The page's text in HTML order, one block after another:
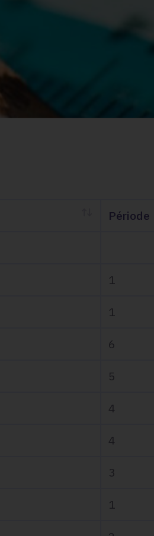
Période
1
1
6
5
4
4
3
1